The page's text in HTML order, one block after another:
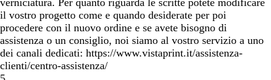
il vostro progetto come e quando desiderate per poi
procedere con il nuovo ordine e se avete bisogno di
assistenza o un consiglio, noi siamo al vostro servizio a uno
dei canali dedicati: https://www.vistaprint.it/assistenza-
clienti/centro-assistenza/